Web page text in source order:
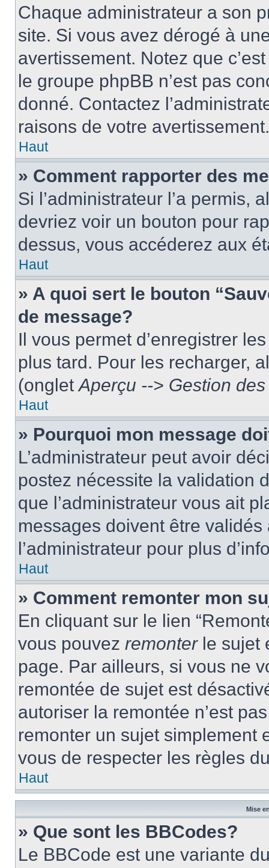
Chaque administrateur a son
site. Si vous avez dérogé à
avertissement. Notez que
le groupe phpBB n’est pas
donné. Contactez
raisons de votre avertissement.
Haut
» Comment rapporter des
Si l’administrateur l’a permis,
devriez voir un bouton pour
dessus, vous accéderez aux
Haut
» A quoi sert le bouton
de message?
Il vous permet d’enregistrer
plus tard. Pour les recharger,
(ongletAperçu --> Gestion
Haut
» Pourquoi mon message
L’administrateur peut avoir
postez nécessite la validation
que l’administrateur vous ait
messages doivent être validés
l’administrateur pour plus
Haut
» Comment remonter mon
En cliquant sur le lien
vous pouvez remonterle sujet
page. Par ailleurs, si vous ne
remontée de sujet est
autoriser la remontée n’est
remonter un sujet simplement
vous de respecter les règles
Haut
Mise
» Que sont les BBCodes?
Le BBCode est une variante